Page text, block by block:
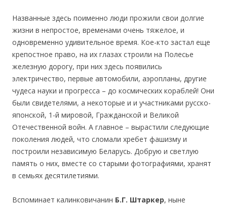
Названные здесь поименно люди прожили свои долгие
жизни в непростое, временами очень тяжелое, и
одновременно удивительное время. Кое-кто застал еще
крепостное право, на их глазах строили на Полесье
железную дорогу, при них здесь появились
электричество, первые автомобили, аэропланы, другие
чудеса науки и прогресса – до космических кораблей! Они
были свидетелями, а некоторые и и участниками русско-
японской, 1-й мировой, Гражданской и Великой
Отечественной войн. А главное – вырастили следующие
поколения людей, что сломали хребет фашизму и
построили независимую Беларусь. Добрую и светлую
память о них, вместе со старыми фотографиями, хранят
в семьях десятилетиями.
Вспоминает калинковичанин Б.Г. Штаркер, ныне